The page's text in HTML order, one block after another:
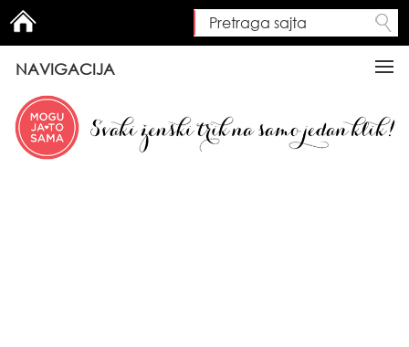
Search form
Pretraga sajta
NAVIGACIJA